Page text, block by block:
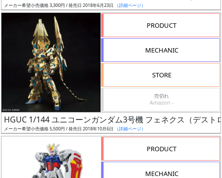
リ
ー
ズ・
メーカー希望小売価格 3,300円 / 発売日 2018年6月23日 （詳細ページ）
PRODUCT
MECHANIC
STORE
売切れ
Amazon -
HGUC 1/144 ユニコーンガンダム3号機 フェネクス（デス
メーカー希望小売価格 5,500円 / 発売日 2018年10月6日 （詳細ページ）
PRODUCT
MECHANIC